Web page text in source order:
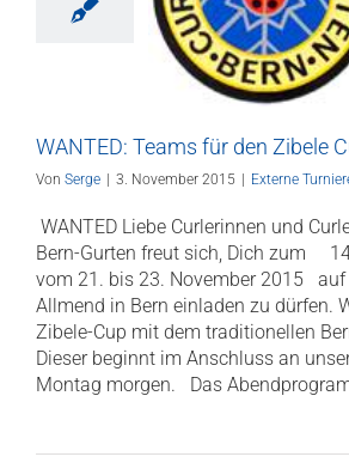
Cup 2015
WANTED: Teams für den Zibele
Von Serge 3. November 2015 Externe
WANTED Liebe Curlerinnen und
Bern-Gurten freut sich, Dich zum
vom 21. bis 23. November 2015 auf
Allmend in Bern einladen zu dürfen.
Zibele-Cup mit dem traditionellen
Dieser beginnt im Anschluss an
Montag morgen. Das